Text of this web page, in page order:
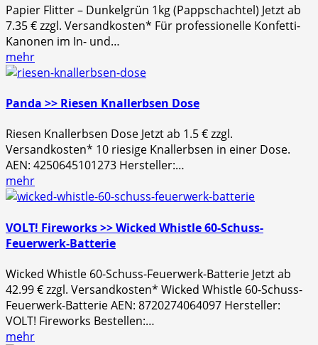
Papier Flitter – Dunkelgrün 1kg (Pappschachtel) Jetzt ab
7.35 € zzgl. Versandkosten* Für professionelle Konfetti-
Kanonen im In- und…
mehr
Panda >> Riesen Knallerbsen Dose
Riesen Knallerbsen Dose Jetzt ab 1.5 € zzgl.
Versandkosten* 10 riesige Knallerbsen in einer Dose.
AEN: 4250645101273 Hersteller:…
mehr
VOLT! Fireworks >> Wicked Whistle 60-Schuss-
Feuerwerk-Batterie
Wicked Whistle 60-Schuss-Feuerwerk-Batterie Jetzt ab
42.99 € zzgl. Versandkosten* Wicked Whistle 60-Schuss-
Feuerwerk-Batterie AEN: 8720274064097 Hersteller:
VOLT! Fireworks Bestellen:…
mehr